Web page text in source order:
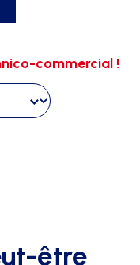
commercial !
être